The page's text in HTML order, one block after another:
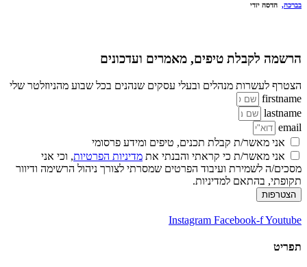
בברכה, הדסה יזדי
הרשמה לקבלת טיפים, מאמרים ועדכונים
הצטרף לעשרות מנהלים ובעלי עסקים שנהנים בכל שבוע מהניוזלטר שלי
firstname
lastname
email
אני מאשר/ת קבלת תכנים, טיפים ומידע פרסומי
אני מאשר/ת כי קראתי והבנתי את מדיניות הפרטיות, וכי אני
מסכים/ה לשמירת ועיבוד הפרטים שמסרתי לצורך ניהול הרשימה ודיוור
תקופתי, בהתאם למדיניות.
הצטרפות
Instagram Facebook-fYoutube
תפריט